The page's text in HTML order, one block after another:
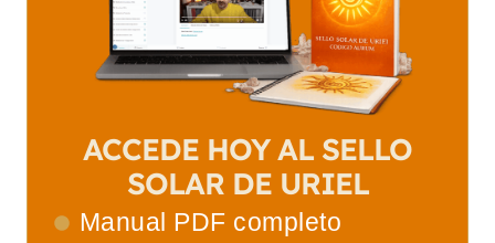
ACCEDE HOY AL SELLO
SOLAR DE URIEL
Manual PDF completo